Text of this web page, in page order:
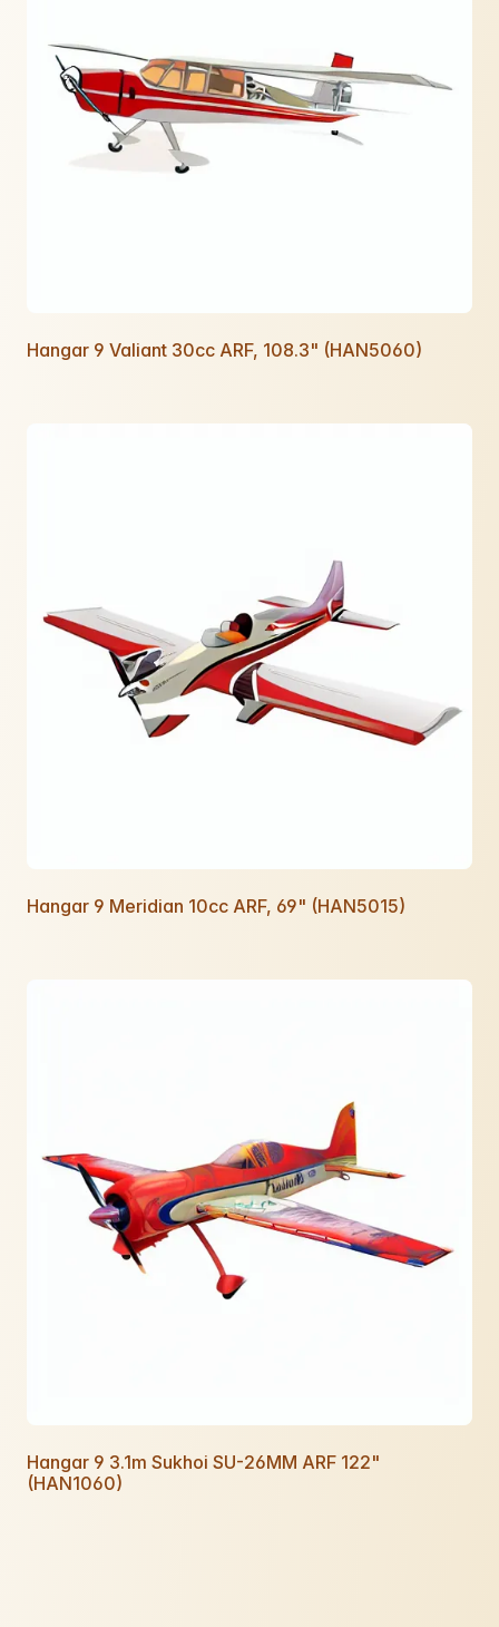
Hangar 9 Valiant 30cc ARF, 108.3" (HAN5060)
Hangar 9 Meridian 10cc ARF, 69" (HAN5015)
Hangar 9 3.1m Sukhoi SU-26MM ARF 122"
(HAN1060)